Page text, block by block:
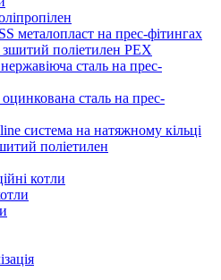
металопласт на прес-фітингах
поліетилен PEX
сталь на прес-
сталь на прес-
система на натяжному кільці
поліетилен
котли